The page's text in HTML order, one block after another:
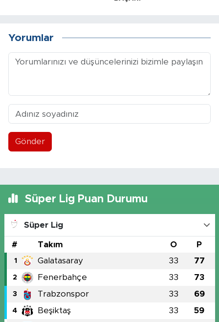
Yorumlar
Gönder
Süper Lig Puan Durumu
Süper Lig
# Takım O P
1 Galatasaray 33 77
2 Fenerbahçe 33 73
3 Trabzonspor 33 69
4 Beşiktaş 33 59